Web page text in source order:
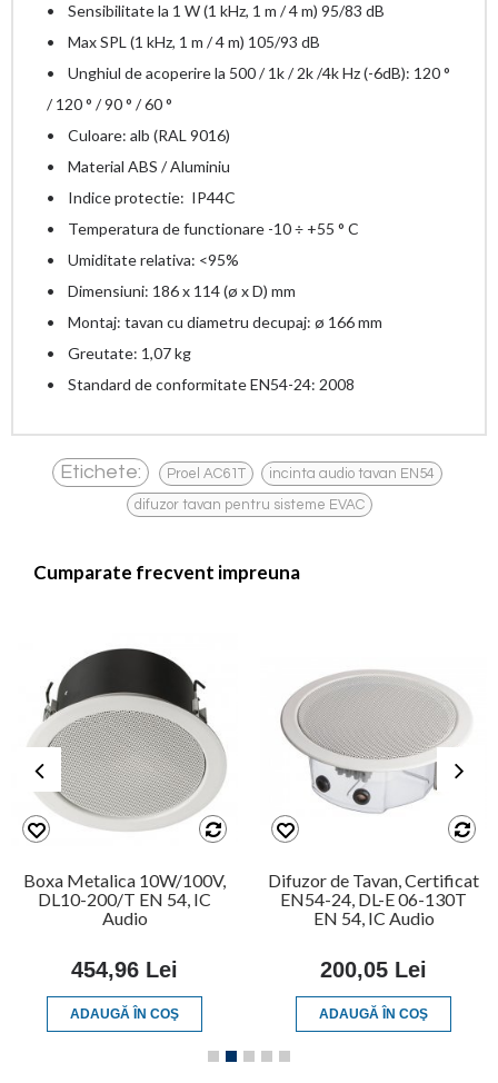
• Sensibilitate la 1 W (1 kHz, 1 m / 4 m) 95/83 dB
• Max SPL (1 kHz, 1 m / 4 m) 105/93 dB
• Unghiul de acoperire la 500 / 1k / 2k /4k Hz (-6dB): 120 °
/ 120 ° / 90 ° / 60 °
• Culoare: alb (RAL 9016)
• Material ABS / Aluminiu
• Indice protectie: IP44C
• Temperatura de functionare -10 ÷ +55 ° C
• Umiditate relativa: <95%
• Dimensiuni: 186 x 114 (ø x D) mm
• Montaj: tavan cu diametru decupaj: ø 166 mm
• Greutate: 1,07 kg
• Standard de conformitate EN54-24: 2008
Etichete: Proel AC61T incinta audio tavan EN54
difuzor tavan pentru sisteme EVAC
Cumparate frecvent impreuna
Boxa Metalica 10W/100V,
DL10-200/T EN 54, IC
Audio
454,96 Lei
ADAUGĂ ÎN COŞ
Difuzor de Tavan, Certificat
EN54-24, DL-E 06-130T
EN 54, IC Audio
200,05 Lei
ADAUGĂ ÎN COŞ